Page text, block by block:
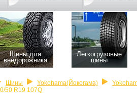
Шины для
внедорожника
Легкогрузовые
шины
Шины Yokohama(Йокогама)
50 R19 107Q